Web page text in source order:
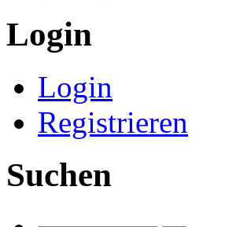
Login
Login
Registrieren
Suchen